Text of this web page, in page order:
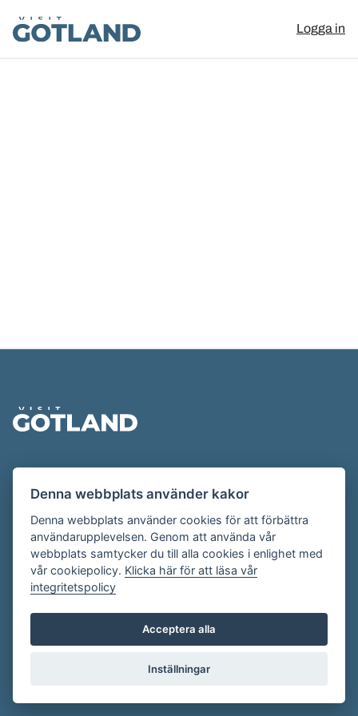
Visit Gotland
Logga in
Evenemangskalendern presenteras av
Destination Gotland påvisitgotland.se.
Har du frågor om evenemangskalendern? Mejla oss på
evenemang@visitgotland.se.
Cookies
Villkor
Skapa konto
Denna webbplats använder kakor
Denna webbplats använder cookies för att förbättra
användarupplevelsen. Genom att använda vår
webbplats samtycker du till alla cookies i enlighet med
vår cookiepolicy. Klicka här för att läsa vår
integritetspolicy
Acceptera alla
Inställningar